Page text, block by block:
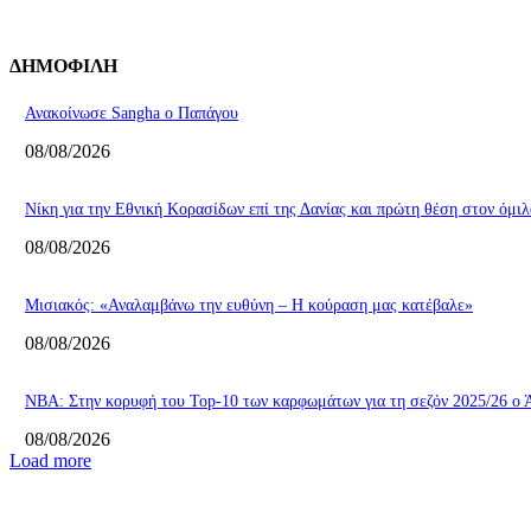
ΔΗΜΟΦΙΛΗ
Ανακοίνωσε Sangha ο Παπάγου
08/08/2026
Νίκη για την Εθνική Κορασίδων επί της Δανίας και πρώτη θέση στον
08/08/2026
Μισιακός: «Αναλαμβάνω την ευθύνη – Η κούραση μας κατέβαλε»
08/08/2026
ΝΒΑ: Στην κορυφή του Top-10 των καρφωμάτων για τη σεζόν 2025/26 ο
08/08/2026
Load more